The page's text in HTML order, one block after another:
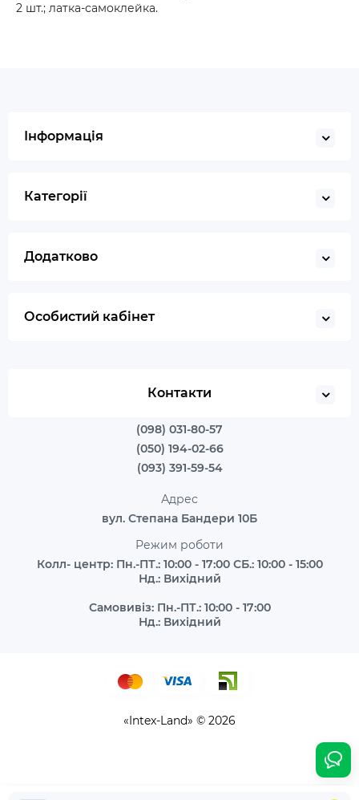
2 шт.; латка-самоклейка.
Інформація
Категорії
Додатково
Особистий кабінет
Контакти
(098) 031-80-57
(050) 194-02-66
(093) 391-59-54
Адрес
вул. Степана Бандери 10Б
Режим роботи
Колл- центр: Пн.-ПТ.: 10:00 - 17:00 СБ.: 10:00 - 15:00
Нд.: Вихідний
Самовивіз: Пн.-ПТ.: 10:00 - 17:00
Нд.: Вихідний
«Intex-Land» © 2026